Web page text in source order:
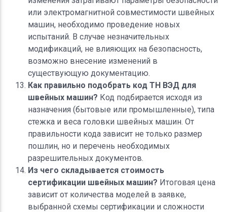
или электромагнитной совместимости швейных
машин, необходимо проведение новых
испытаний. В случае незначительных
модификаций, не влияющих на безопасность,
возможно внесение изменений в
существующую документацию.
Как правильно подобрать код ТН ВЭД для
швейных машин? Код подбирается исходя из
назначения (бытовые или промышленные), типа
стежка и веса головки швейных машин. От
правильности кода зависит не только размер
пошлин, но и перечень необходимых
разрешительных документов.
Из чего складывается стоимость
сертификации швейных машин? Итоговая цена
зависит от количества моделей в заявке,
выбранной схемы сертификации и сложности